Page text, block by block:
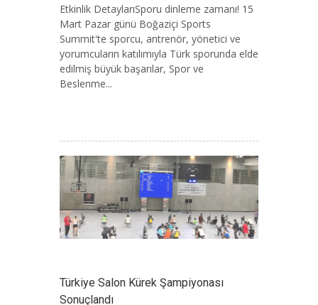
Etkinlik DetaylarıSporu dinleme zamanı! 15
Mart Pazar günü Boğaziçi Sports
Summit'te sporcu, antrenör, yönetici ve
yorumcuların katılımıyla Türk sporunda elde
edilmiş büyük başarılar, Spor ve
Beslenme...
Türkiye Salon Kürek Şampiyonası
Sonuçlandı